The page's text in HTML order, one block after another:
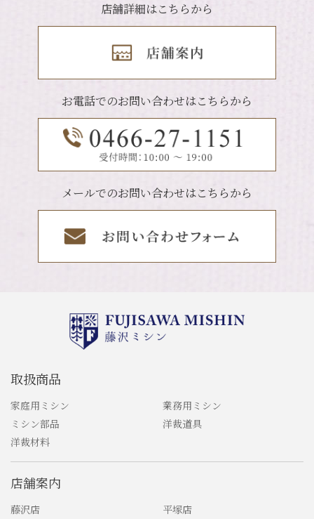
店舗詳細はこちらから
お電話でのお問い合わせはこちらから
メールでのお問い合わせはこちらから
取扱商品
家庭用ミシン
業務用ミシン
ミシン部品
洋裁道具
洋裁材料
店舗案内
藤沢店
平塚店